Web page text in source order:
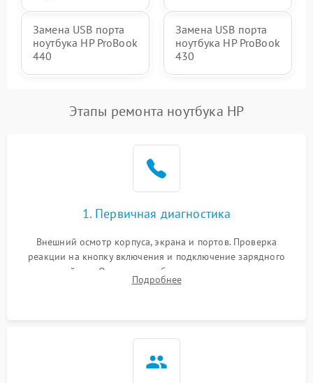
Замена USB порта
ноутбука HP ProBook
440
Замена USB порта
ноутбука HP ProBook
430
Этапы ремонта ноутбука HP
1. Первичная диагностика
Внешний осмотр корпуса, экрана и портов. Проверка
реакции на кнопку включения и подключение зарядного
устройства. Оценка потребления тока с помощью
лабораторного блока питания для локализации проблемы.
Подробнее